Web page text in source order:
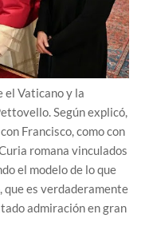
Vaticano y la
Según explicó,
Francisco, como con
romana vinculados
el modelo de lo que
que es verdaderamente
admiración en gran